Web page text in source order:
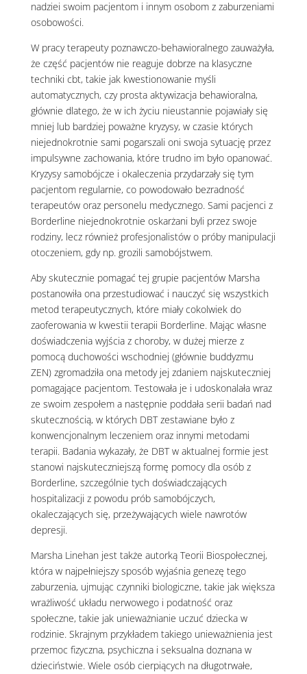
nadziei swoim pacjentom i innym osobom z zaburzeniami
osobowości.
W pracy terapeuty poznawczo-behawioralnego zauważyła,
że część pacjentów nie reaguje dobrze na klasyczne
techniki cbt, takie jak kwestionowanie myśli
automatycznych, czy prosta aktywizacja behawioralna,
głównie dlatego, że w ich życiu nieustannie pojawiały się
mniej lub bardziej poważne kryzysy, w czasie których
niejednokrotnie sami pogarszali oni swoja sytuację przez
impulsywne zachowania, które trudno im było opanować.
Kryzysy samobójcze i okaleczenia przydarzały się tym
pacjentom regularnie, co powodowało bezradność
terapeutów oraz personelu medycznego. Sami pacjenci z
Borderline niejednokrotnie oskarżani byli przez swoje
rodziny, lecz również profesjonalistów o próby manipulacji
otoczeniem, gdy np. grozili samobójstwem.
Aby skutecznie pomagać tej grupie pacjentów Marsha
postanowiła ona przestudiować i nauczyć się wszystkich
metod terapeutycznych, które miały cokolwiek do
zaoferowania w kwestii terapii Borderline. Mając własne
doświadczenia wyjścia z choroby, w dużej mierze z
pomocą duchowości wschodniej (głównie buddyzmu
ZEN) zgromadziła ona metody jej zdaniem najskuteczniej
pomagające pacjentom. Testowała je i udoskonalała wraz
ze swoim zespołem a następnie poddała serii badań nad
skutecznością, w których DBT zestawiane było z
konwencjonalnym leczeniem oraz innymi metodami
terapii. Badania wykazały, że DBT w aktualnej formie jest
stanowi najskuteczniejszą formę pomocy dla osób z
Borderline, szczególnie tych doświadczających
hospitalizacji z powodu prób samobójczych,
okaleczających się, przeżywających wiele nawrotów
depresji.
Marsha Linehan jest także autorką Teorii Biospołecznej,
która w najpełniejszy sposób wyjaśnia genezę tego
zaburzenia, ujmując czynniki biologiczne, takie jak większa
wrażliwość układu nerwowego i podatność oraz
społeczne, takie jak unieważnianie uczuć dziecka w
rodzinie. Skrajnym przykładem takiego unieważnienia jest
przemoc fizyczna, psychiczna i seksualna doznana w
dzieciństwie. Wiele osób cierpiących na długotrwałe,